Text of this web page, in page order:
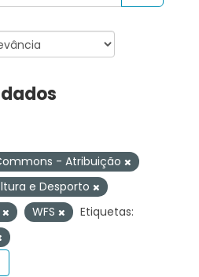
- Atribuição
e Desporto
WFS
Etiquetas: